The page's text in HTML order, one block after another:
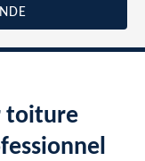
toiture